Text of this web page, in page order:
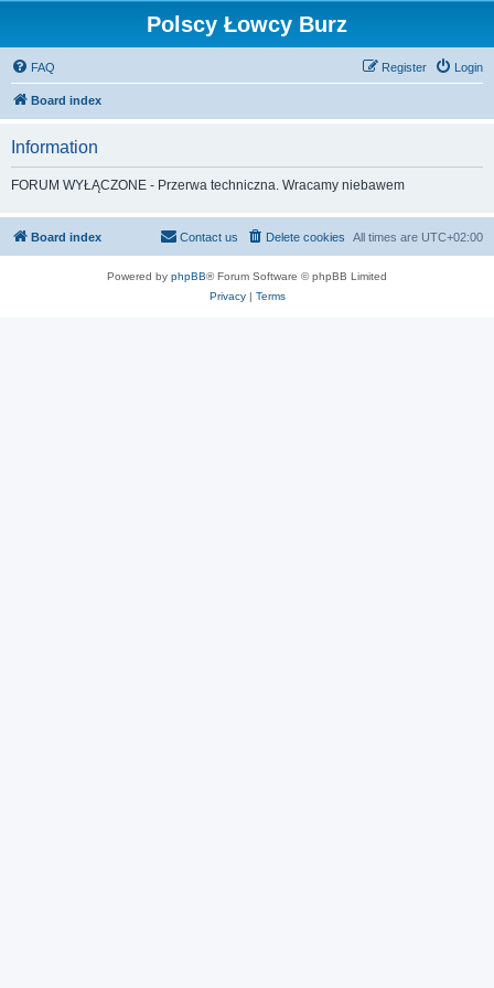
Polscy Łowcy Burz
FAQ Login
Register
Board index
Information
FORUM WYŁĄCZONE - Przerwa techniczna. Wracamy niebawem
Board index All times are UTC+02:00
Delete cookies
Contact us
Powered by phpBB® Forum Software © phpBB Limited
Privacy| Terms